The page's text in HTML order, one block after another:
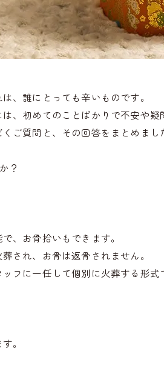
、誰にとっても辛いものです。
、初めてのことばかりで不安や
ご質問と、その回答をまとめまし
？
、お骨拾いもできます。
され、お骨は返骨されません。
フに一任して個別に火葬する形式
。